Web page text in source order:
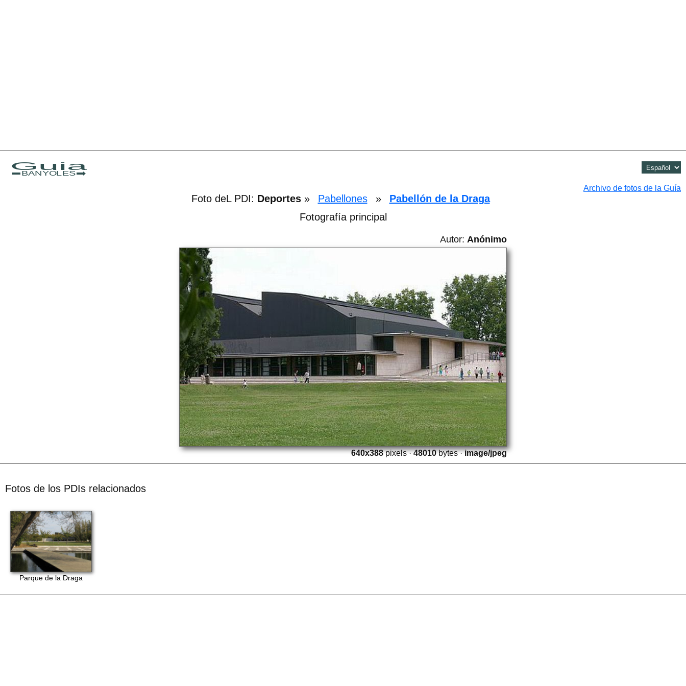
Guia
BANYOLES
Archivo de fotos de la Guía
Foto deL PDI: Deportes» Pabellones »
Pabellón de la Draga
Fotografía principal
Autor: Anónimo
640x388pixels ·48010bytes ·image/jpeg
Fotos de los PDIs relacionados
Parque de la Draga